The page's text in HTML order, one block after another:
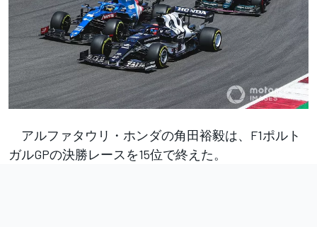
アルファタウリ・ホンダの角田裕毅は、F1ポルト
ガルGPの決勝レースを15位で終えた。